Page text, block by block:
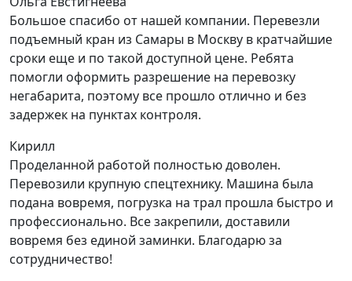
Большое спасибо от нашей компании. Перевезли
подъемный кран из Самары в Москву в кратчайшие
сроки еще и по такой доступной цене. Ребята
помогли оформить разрешение на перевозку
негабарита, поэтому все прошло отлично и без
задержек на пунктах контроля.
Кирилл
Проделанной работой полностью доволен.
Перевозили крупную спецтехнику. Машина была
подана вовремя, погрузка на трал прошла быстро и
профессионально. Все закрепили, доставили
вовремя без единой заминки. Благодарю за
сотрудничество!